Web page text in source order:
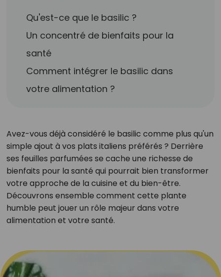
Qu'est-ce que le basilic ?
Un concentré de bienfaits pour la
santé
Comment intégrer le basilic dans
votre alimentation ?
Avez-vous déjà considéré le basilic comme plus qu'un
simple ajout à vos plats italiens préférés ? Derrière
ses feuilles parfumées se cache une richesse de
bienfaits pour la santé qui pourrait bien transformer
votre approche de la cuisine et du bien-être.
Découvrons ensemble comment cette plante
humble peut jouer un rôle majeur dans votre
alimentation et votre santé.